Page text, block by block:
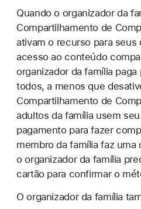
Quando o organizador da
Compartilhamento de
ativam o recurso para
acesso ao conteúdo
organizador da família
todos, a menos que
Compartilhamento de
adultos da família usem
pagamento para fazer
membro da família faz
o organizador da família
cartão para confirmar o
O organizador da família